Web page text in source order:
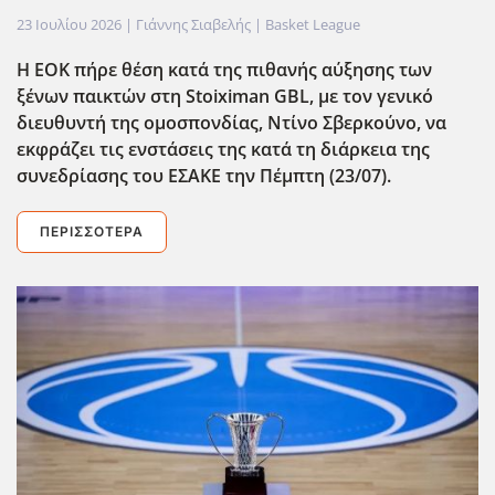
23 Ιουλίου 2026 | Γιάννης Σιαβελής | Basket League
Η ΕΟΚ πήρε θέση κατά της πιθανής αύξησης των
ξένων παικτών στη Stoiximan GBL, με τον γενικό
διευθυντή της ομοσπονδίας, Ντίνο Σβερκούνο, να
εκφράζει τις ενστάσεις της κατά τη διάρκεια της
συνεδρίασης του ΕΣΑΚΕ την Πέμπτη (23/07).
ΠΕΡΙΣΣΌΤΕΡΑ